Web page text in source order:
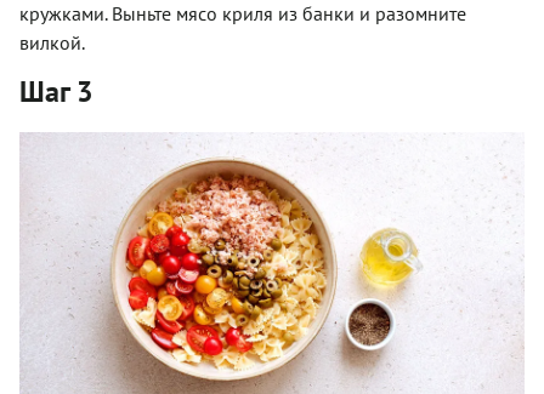
кружками. Выньте мясо криля из банки и разомните
вилкой.
Шаг 3